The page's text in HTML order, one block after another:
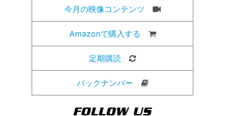
今月の映像コンテンツ
Amazonで購入する
定期購読
バックナンバー